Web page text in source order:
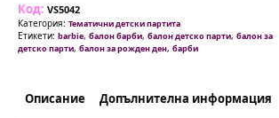
Код: VS5042
Категория: Тематични детски партита
Етикети: barbie, балон барби, балон детско парти, балон за
детско парти, балон за рожден ден, барби
Описание Допълнителна информация